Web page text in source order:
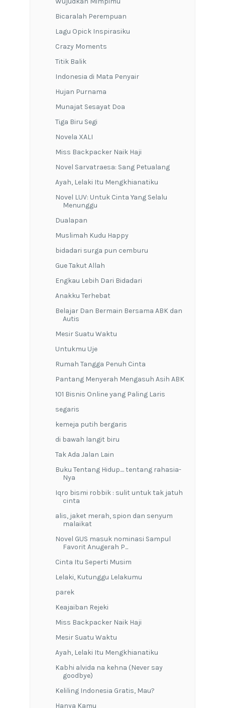
Bicaralah Perempuan
Lagu Opick Inspirasiku
Crazy Moments
Titik Balik
Indonesia di Mata Penyair
Hujan Purnama
Munajat Sesayat Doa
Tiga Biru Segi
Novela XALI
Miss Backpacker Naik Haji
Novel Sarvatraesa: Sang Petualang
Ayah, Lelaki Itu Mengkhianatiku
Novel LUV: Untuk Cinta Yang Selalu
Menunggu
Dualapan
Muslimah Kudu Happy
bidadari surga pun cemburu
Gue Takut Allah
Engkau Lebih Dari Bidadari
Anakku Terhebat
Belajar Dan Bermain Bersama ABK dan
Autis
Mesir Suatu Waktu
Untukmu Uje
Rumah Tangga Penuh Cinta
Pantang Menyerah Mengasuh Asih ABK
101 Bisnis Online yang Paling Laris
segaris
kemeja putih bergaris
di bawah langit biru
Tak Ada Jalan Lain
Buku Tentang Hidup.... tentang rahasia-
Nya
Iqro bismi robbik : sulit untuk tak jatuh
cinta
alis, jaket merah, spion dan senyum
malaikat
Novel GUS masuk nominasi Sampul
Favorit Anugerah P...
Cinta Itu Seperti Musim
Lelaki, Kutunggu Lelakumu
parek
Keajaiban Rejeki
Miss Backpacker Naik Haji
Mesir Suatu Waktu
Ayah, Lelaki Itu Mengkhianatiku
Kabhi alvida na kehna (Never say
goodbye)
Keliling Indonesia Gratis, Mau?
Hanya Kamu